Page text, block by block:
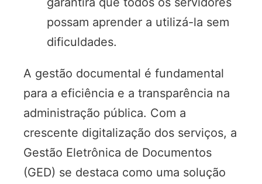
possam aprender a utilizá-la sem
dificuldades.
A gestão documental é fundamental
para a eficiência e a transparência na
administração pública. Com a
crescente digitalização dos serviços, a
Gestão Eletrônica de Documentos
(GED) se destaca como uma solução